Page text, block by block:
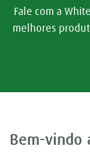
Fale com a
melhores
Bem-vindo